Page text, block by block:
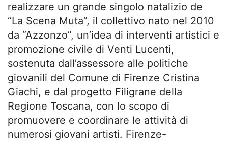
realizzare un grande singolo natalizio de
“La Scena Muta”, il collettivo nato nel 2010
da “Azzonzo”, un’idea di interventi artistici e
promozione civile di Venti Lucenti,
sostenuta dall’assessore alle politiche
giovanili del Comune di Firenze Cristina
Giachi, e dal progetto Filigrane della
Regione Toscana, con lo scopo di
promuovere e coordinare le attività di
numerosi giovani artisti. Firenze-